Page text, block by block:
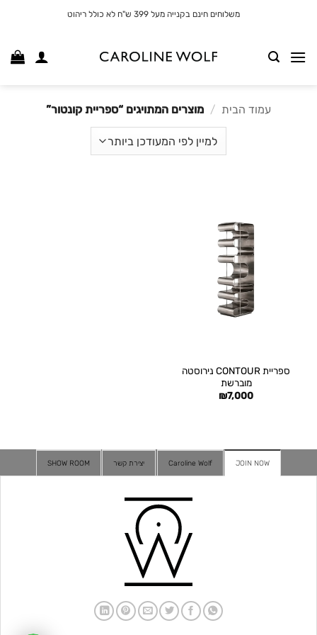
משלוחים חינם בקנייה מעל 399 ש"ח לא כולל ריהוט
עמוד הבית / מוצרים המתויגים “ספריית קונטור”
ספריית CONTOUR נירוסטה
מוברשת
₪7,000
JOIN NOW
Caroline Wolf יצירת קשר SHOW ROOM